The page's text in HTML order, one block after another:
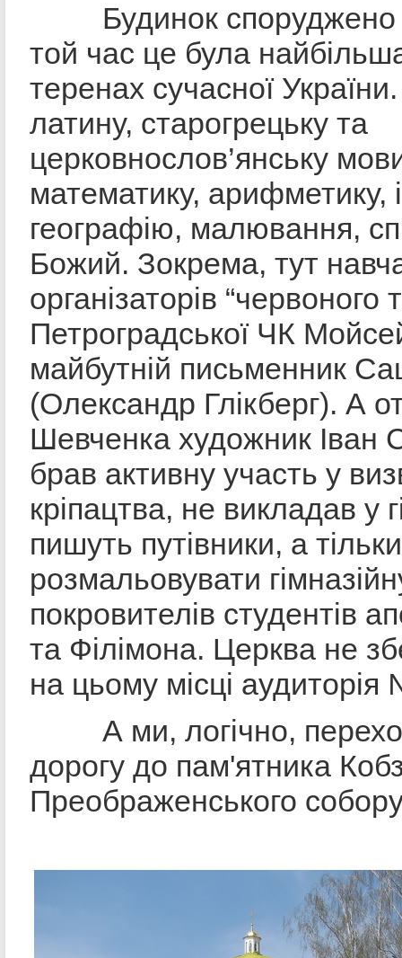
Будинок споруджено
той час це була
теренах сучасної
латину, старогрецьку та
церковнослов’янську
математику, арифметику,
географію, малювання,
Божий. Зокрема, тут
організаторів “червоного
Петроградської ЧК
майбутній письменник
(Олександр Глікберг). А
Шевченка художник Іван
брав активну участь у
кріпацтва, не викладав у
пишуть путівники, а
розмальовувати
покровителів студентів
та Філімона. Церква не
на цьому місці
А ми, логічно,
дорогу до пам'ятника
Преображенського